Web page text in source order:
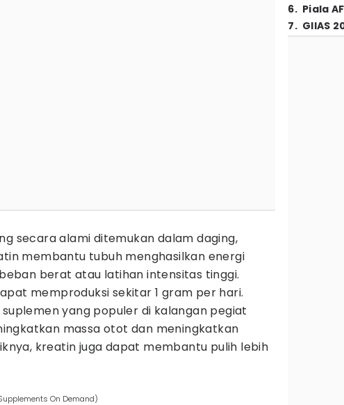
secara alami ditemukan dalam daging,
membantu tubuh menghasilkan energi
berat atau latihan intensitas tinggi.
memproduksi sekitar 1 gram per hari.
yang populer di kalangan pegiat
massa otot dan meningkatkan
kreatin juga dapat membantu pulih lebih
On Demand)
6. Piala
7. GIIAS